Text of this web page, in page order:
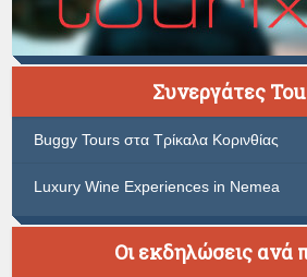
Συνεργάτες
Buggy Tours στα Τρίκαλα Κορινθίας
Luxury Wine Experiences in Nemea
Οι εκδηλώσεις ανά